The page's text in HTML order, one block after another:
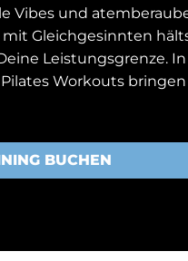
Vibes und
Gleichgesinnten
Leistungsgrenze.
Workouts
BUCHEN